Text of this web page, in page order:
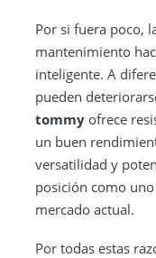
Por si fuera poco,
mantenimiento
inteligente. A
pueden
tommyofrece
un buen
versatilidad y
posición como
mercado actual.
Por todas estas